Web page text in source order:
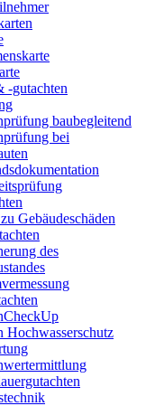
-gutachten
baubegleitend
bei
Gebäudeschäden
des
Hochwasserschutz